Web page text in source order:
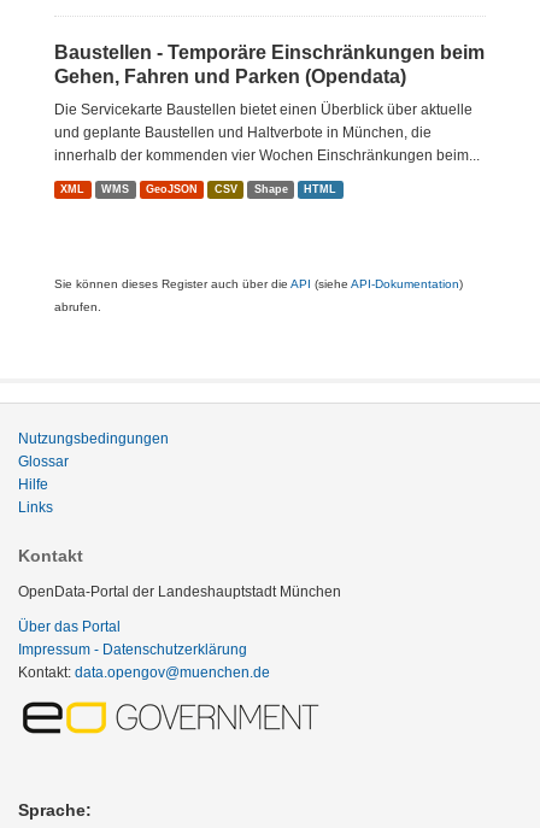
Baustellen - Temporäre Einschränkungen beim
Gehen, Fahren und Parken (Opendata)
Die Servicekarte Baustellen bietet einen Überblick über aktuelle
und geplante Baustellen und Haltverbote in München, die
innerhalb der kommenden vier Wochen Einschränkungen beim...
XML WMS GeoJSON CSV Shape HTML
Sie können dieses Register auch über die API (siehe API-Dokumentation)
abrufen.
Nutzungsbedingungen
Glossar
Hilfe
Links
Kontakt
OpenData-Portal der Landeshauptstadt München
Über das Portal
Impressum - Datenschutzerklärung
Kontakt: data.opengov@muenchen.de
Sprache